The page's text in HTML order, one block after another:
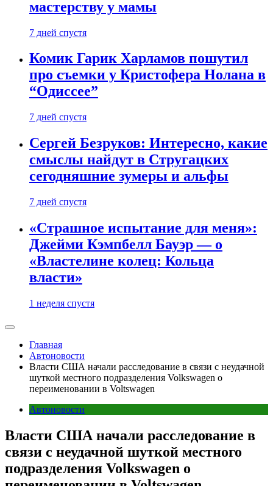
мастерству у мамы
7 дней спустя
Комик Гарик Харламов пошутил
про съемки у Кристофера Нолана в
“Одиссее”
7 дней спустя
Сергей Безруков: Интересно, какие
смыслы найдут в Стругацких
сегодняшние зумеры и альфы
7 дней спустя
«Страшное испытание для меня»:
Джейми Кэмпбелл Бауэр — о
«Властелине колец: Кольца
власти»
1 неделя спустя
Главная
Автоновости
Власти США начали расследование в связи с неудачной
шуткой местного подразделения Volkswagen о
переименовании в Voltswagen
Автоновости
Власти США начали расследование в
связи с неудачной шуткой местного
подразделения Volkswagen о